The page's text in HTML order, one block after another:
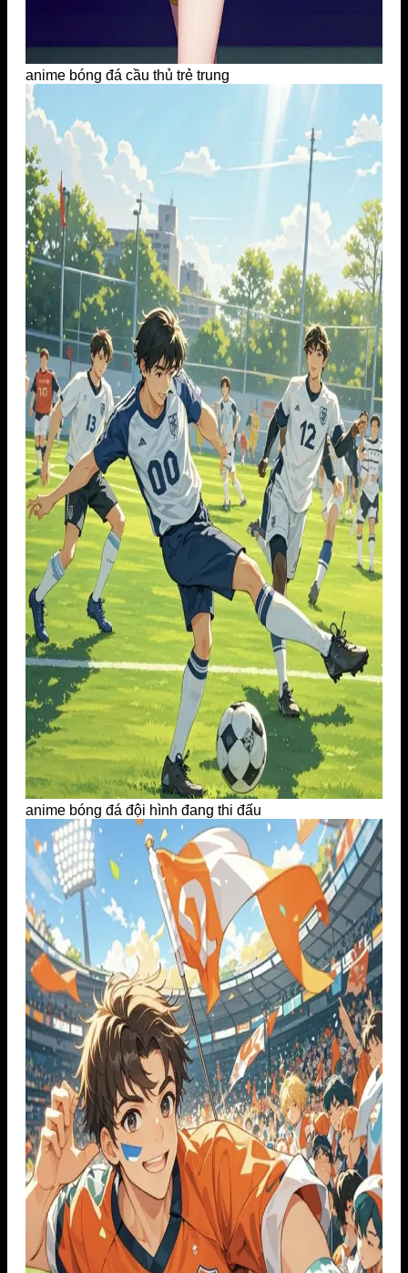
anime bóng đá cầu thủ trẻ trung
anime bóng đá đội hình đang thi đấu